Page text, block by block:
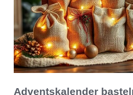
Adventskalender